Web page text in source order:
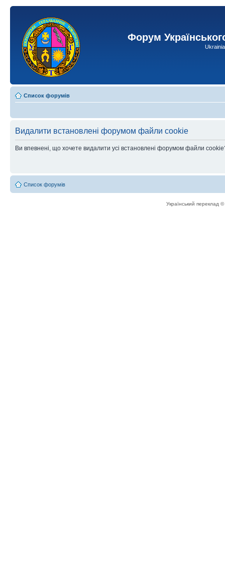
Форум
Список форумів
Видалити встановлені форумом файли cookie
Ви впевнені, що хочете видалити усі встановлені форумом файли
Список форумів
Український переклад